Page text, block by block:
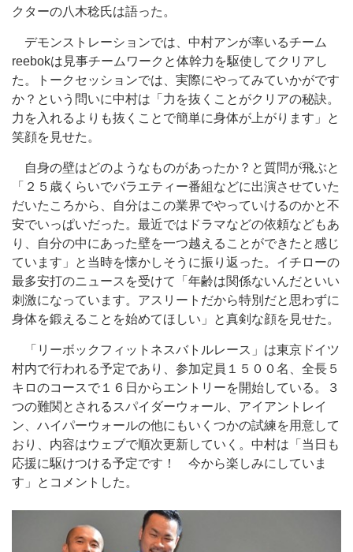
クターの八木稔氏は語った。
デモンストレーションでは、中村アンが率いるチーム
reebokは見事チームワークと体幹力を駆使してクリアし
た。トークセッションでは、実際にやってみていかがです
か？という問いに中村は「力を抜くことがクリアの秘訣。
力を入れるよりも抜くことで簡単に身体が上がります」と
笑顔を見せた。
自身の壁はどのようなものがあったか？と質問が飛ぶと
「２５歳くらいでバラエティー番組などに出演させていた
だいたころから、自分はこの業界でやっていけるのかと不
安でいっぱいだった。最近ではドラマなどの依頼などもあ
り、自分の中にあった壁を一つ越えることができたと感じ
ています」と当時を懐かしそうに振り返った。イチローの
最多安打のニュースを受けて「年齢は関係ないんだといい
刺激になっています。アスリートだから特別だと思わずに
身体を鍛えることを始めてほしい」と真剣な顔を見せた。
「リーボックフィットネスバトルレース」は東京ドイツ
村内で行われる予定であり、参加定員１５００名、全長５
キロのコースで１６日からエントリーを開始している。３
つの難関とされるスパイダーウォール、アイアントレイ
ン、ハイパーウォールの他にもいくつかの試練を用意して
おり、内容はウェブで順次更新していく。中村は「当日も
応援に駆けつける予定です！ 今から楽しみにしていま
す」とコメントした。